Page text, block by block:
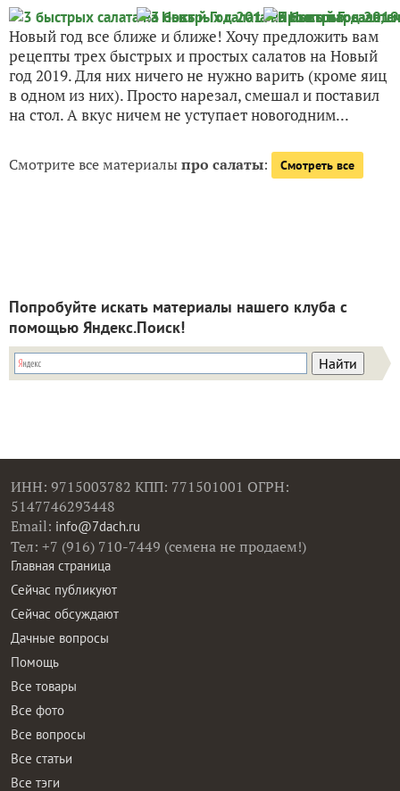
Новый год все ближе и ближе! Хочу предложить вам
рецепты трех быстрых и простых салатов на Новый
год 2019. Для них ничего не нужно варить (кроме яиц
в одном из них). Просто нарезал, смешал и поставил
на стол. А вкус ничем не уступает новогодним...
Смотрите все материалыпро салаты: Смотреть все
Попробуйте искать материалы нашего клуба с
помощью Яндекс.Поиск!
ИНН: 9715003782 КПП: 771501001 ОГРН:
5147746293448
Email: info@7dach.ru
Тел: +7 (916) 710-7449 (семена не продаем!)
Главная страница
Сейчас публикуют
Сейчас обсуждают
Дачные вопросы
Помощь
Все товары
Все фото
Все вопросы
Все статьи
Все тэги